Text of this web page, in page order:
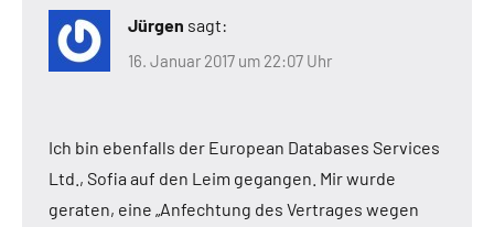
Jürgen sagt:
16. Januar 2017 um 22:07 Uhr
Ich bin ebenfalls der European Databases Services
Ltd., Sofia auf den Leim gegangen. Mir wurde
geraten, eine „Anfechtung des Vertrages wegen